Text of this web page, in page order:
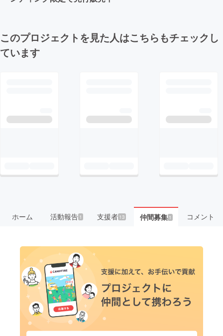
このプロジェクトを見た人はこちらもチェックし
ています
ホーム 活動報告1 支援者 13 仲間募集 1 コメント